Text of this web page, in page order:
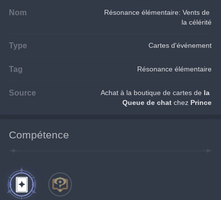
Nom
Résonance élémentaire: Vents de
la célérité
Type Cartes d'événement
Tag Résonance élémentaire
Source Achat à la boutique de cartes de la
Queue de chat chez Prince
Compétence